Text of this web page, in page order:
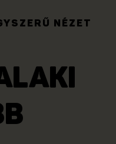
NÉZET